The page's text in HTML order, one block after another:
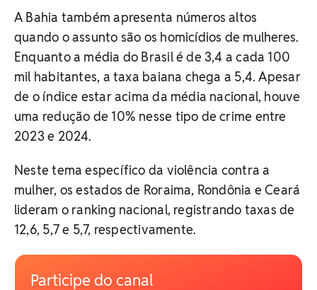
A Bahia também apresenta números altos
quando o assunto são os homicídios de mulheres.
Enquanto a média do Brasil é de 3,4 a cada 100
mil habitantes, a taxa baiana chega a 5,4. Apesar
de o índice estar acima da média nacional, houve
uma redução de 10% nesse tipo de crime entre
2023 e 2024.
Neste tema específico da violência contra a
mulher, os estados de Roraima, Rondônia e Ceará
lideram o ranking nacional, registrando taxas de
12,6, 5,7 e 5,7, respectivamente.
Participe do canal